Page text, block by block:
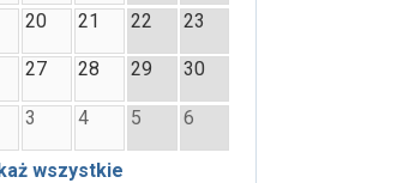
20 21 22 23
27 28 29 30
3 4 5 6
wszystkie